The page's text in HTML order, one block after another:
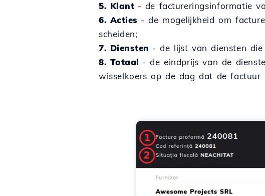
5. Klant - de factureringsinformatie
6. Acties - de mogelijkheid om
scheiden;
7. Diensten - de lijst van diensten
8. Totaal - de eindprijs van de
wisselkoers op de dag dat de factuur